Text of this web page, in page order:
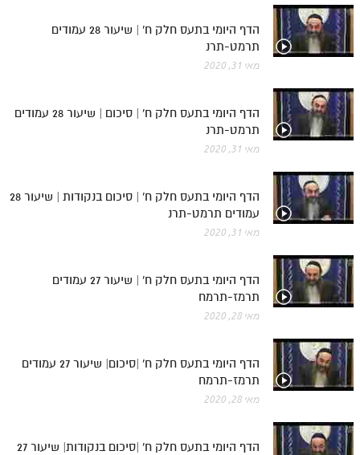
הדף היומי בתעס חלק ח' | שיעור 28 עמודים
תרמט-תרנ
מאי 31, 2020
הדף היומי בתעס חלק ח' | סיכום | שיעור 28 עמודים
תרמט-תרנ
מאי 31, 2020
הדף היומי בתעס חלק ח' | סיכום בנקודות | שיעור 28
עמודים תרמט-תרנ
מאי 31, 2020
הדף היומי בתעס חלק ח' | שיעור 27 עמודים
תרמז-תרמח
מאי 28, 2020
הדף היומי בתעס חלק ח' |סיכום| שיעור 27 עמודים
תרמז-תרמח
מאי 28, 2020
הדף היומי בתעס חלק ח' |סיכום בנקודות| שיעור 27